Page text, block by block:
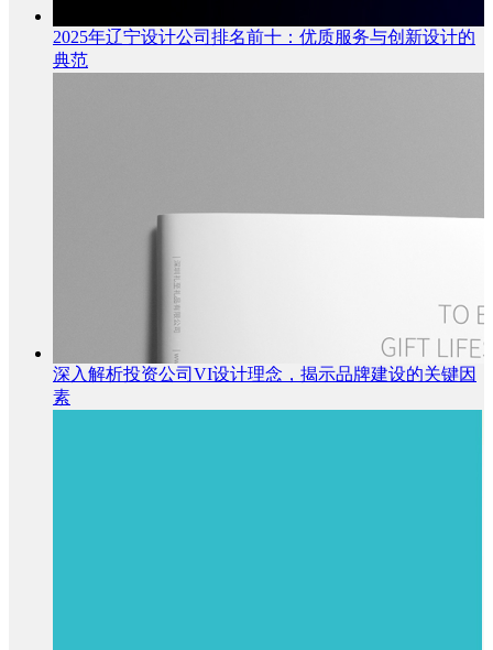
2025年辽宁设计公司排名前十：优质服务与创新设计的
典范
深入解析投资公司VI设计理念，揭示品牌建设的关键因
素